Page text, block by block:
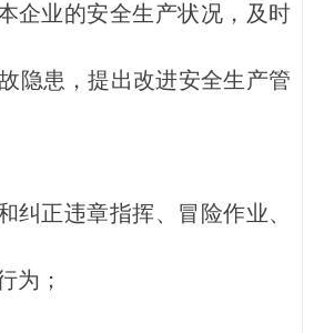
业的安全生产状况，及时
隐患，提出改进安全生产管
正违章指挥、冒险作业、
为；